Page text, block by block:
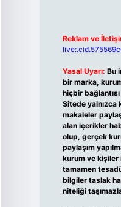
Reklam ve
Yasal Uyarı: Bu
bir marka,
hiçbir
Sitede yalnızca
makaleler
alan içerikler
olup, gerçek
paylaşım
kurum ve kişiler
tamamen
bilgiler taslak
niteliği